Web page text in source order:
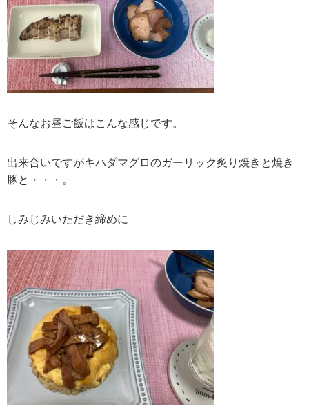
そんなお昼ご飯はこんな感じです。
出来合いですがキハダマグロのガーリック炙り焼きと焼き
豚と・・・。
しみじみいただき締めに